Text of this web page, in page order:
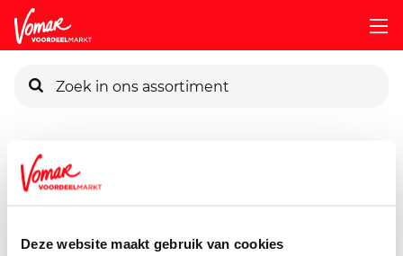
Deze website maakt gebruik van cookies
Pincode vergeten
Assortiment
1800 ml